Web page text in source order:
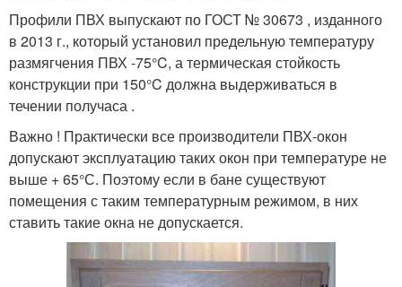
Профили ПВХ выпускают по ГОСТ № 30673 , изданного
в 2013 г., который установил предельную температуру
размягчения ПВХ -75°C, а термическая стойкость
конструкции при 150°C должна выдерживаться в
течении получаса .
Важно ! Практически все производители ПВХ-окон
допускают эксплуатацию таких окон при температуре не
выше + 65°С. Поэтому если в бане существуют
помещения с таким температурным режимом, в них
ставить такие окна не допускается.